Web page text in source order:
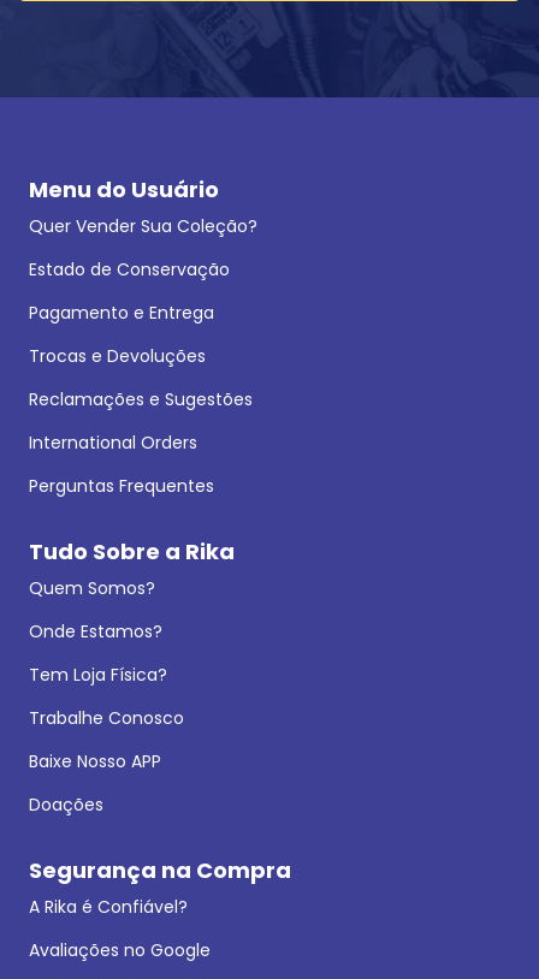
Menu do Usuário
Quer Vender Sua Coleção?
Estado de Conservação
Pagamento e Entrega
Trocas e Devoluções
Reclamações e Sugestões
International Orders
Perguntas Frequentes
Tudo Sobre a Rika
Quem Somos?
Onde Estamos?
Tem Loja Física?
Trabalhe Conosco
Baixe Nosso APP
Doações
Segurança na Compra
A Rika é Confiável?
Avaliações no Google